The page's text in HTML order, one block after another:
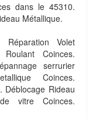
dans le 45310.
Métallique.
Réparation Volet
Coinces.
serrurier
Coinces.
Déblocage Rideau
vitre Coinces.